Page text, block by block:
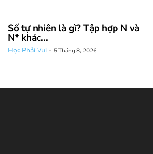
Số tự nhiên là gì? Tập hợp N và
N* khác...
Học Phải Vui - 5 Tháng 8, 2026